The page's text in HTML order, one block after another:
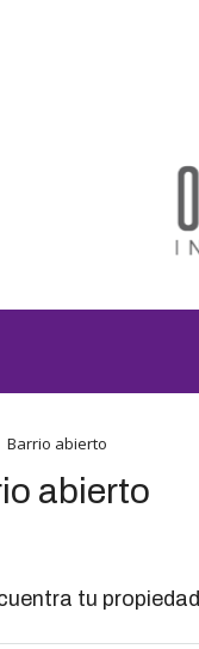
Barrio abierto
abierto
tu propiedad